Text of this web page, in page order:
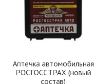
Аптечка автомобильная
РОСГОССТРАХ (новый
состав)